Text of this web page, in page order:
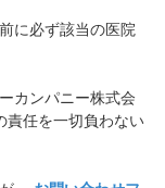
に必ず該当の医院
カンパニー株式会
責任を一切負わない